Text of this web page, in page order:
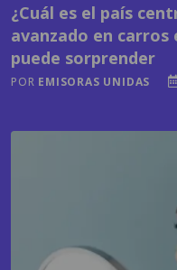
¿Cuál es el país
avanzado en
puede sorprender
POR EMISORAS UNIDAS